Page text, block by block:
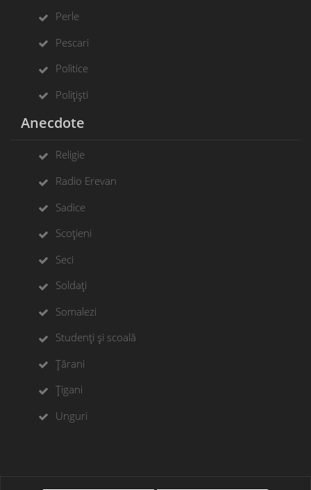
Perle
Pescari
Politice
Polițiști
Anecdote
Religie
Radio Erevan
Sadice
Scoțieni
Seci
Soldați
Somalezi
Studenți și scoală
Țărani
Țigani
Unguri